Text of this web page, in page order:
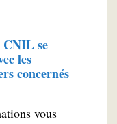
CNIL se
les
concernés
vous